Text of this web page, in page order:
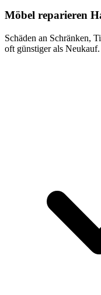
Möbel reparieren
Schäden an Schränken,
oft günstiger als Neukauf.